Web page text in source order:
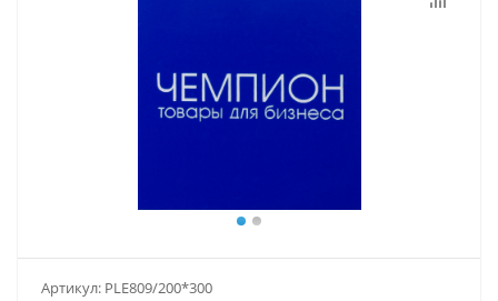
Артикул: PLE809/200*300